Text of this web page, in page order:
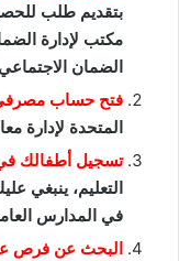
بتقديم طلب
مكتب لإدارة
الضمان
فتح حساب
المتحدة لإدارة
تسجيل أطفالك
التعليم، ينبغي
في المدارس
البحث عن فرص